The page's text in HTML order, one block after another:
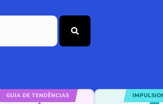
GUIA DE TENDÊNCIAS